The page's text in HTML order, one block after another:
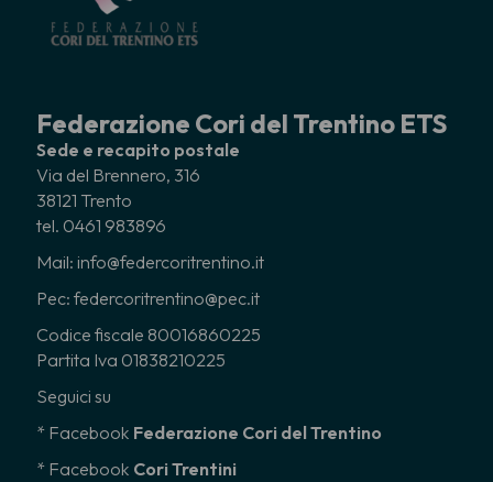
Federazione Cori del Trentino ETS
Sede e recapito postale
Via del Brennero, 316
38121 Trento
tel. 0461 983896
Mail: info@federcoritrentino.it
Pec: federcoritrentino@pec.it
Codice fiscale 80016860225
Partita Iva 01838210225
Seguici su
* Facebook Federazione Cori del Trentino
* Facebook Cori Trentini